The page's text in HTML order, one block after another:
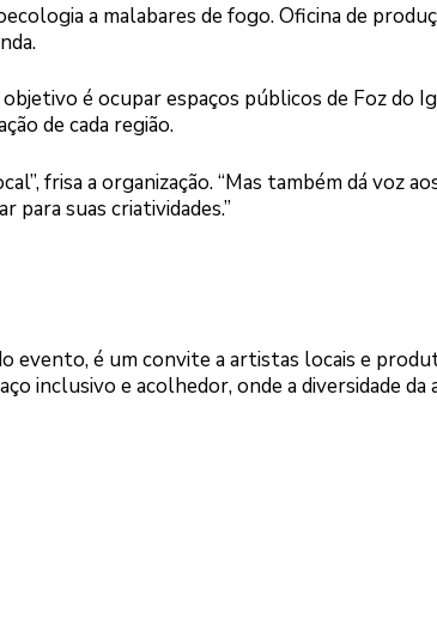
a malabares de fogo. Oficina de
é ocupar espaços públicos de Foz do
de cada região.
frisa a organização. “Mas também dá voz
para suas criatividades.”
evento, é um convite a artistas locais e
inclusivo e acolhedor, onde a diversidade da